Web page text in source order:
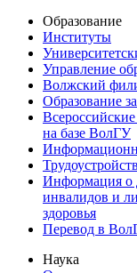
Образование
Институты
Управление
Волжский
Образование
на базе ВолГУ
Информация о
инвалидов и
здоровья
Перевод в
Наука